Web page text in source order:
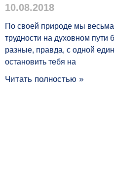
10.08.2018
По своей природе мы
трудности на духовном пути
разные, правда, с одной
остановить тебя на
Читать полностью »